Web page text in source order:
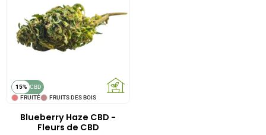
15% CBD
FRUITÉ
FRUITS DES BOIS
Blueberry Haze CBD -
Fleurs de CBD